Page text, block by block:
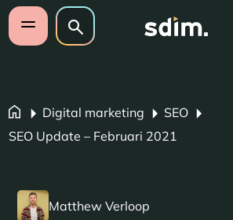
Navigatie overslaan
Open mobiel menu
Zoeken op website
Zoeken
Digital marketing
SEO
SEO Update – Februari 2021
Matthew Verloop